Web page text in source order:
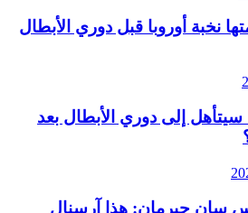
نخبة أوروبا قبل دوري الأبطال
سيتأهل إلى دوري الأبطال بعد
سان جيرمان: هذا آرسنال